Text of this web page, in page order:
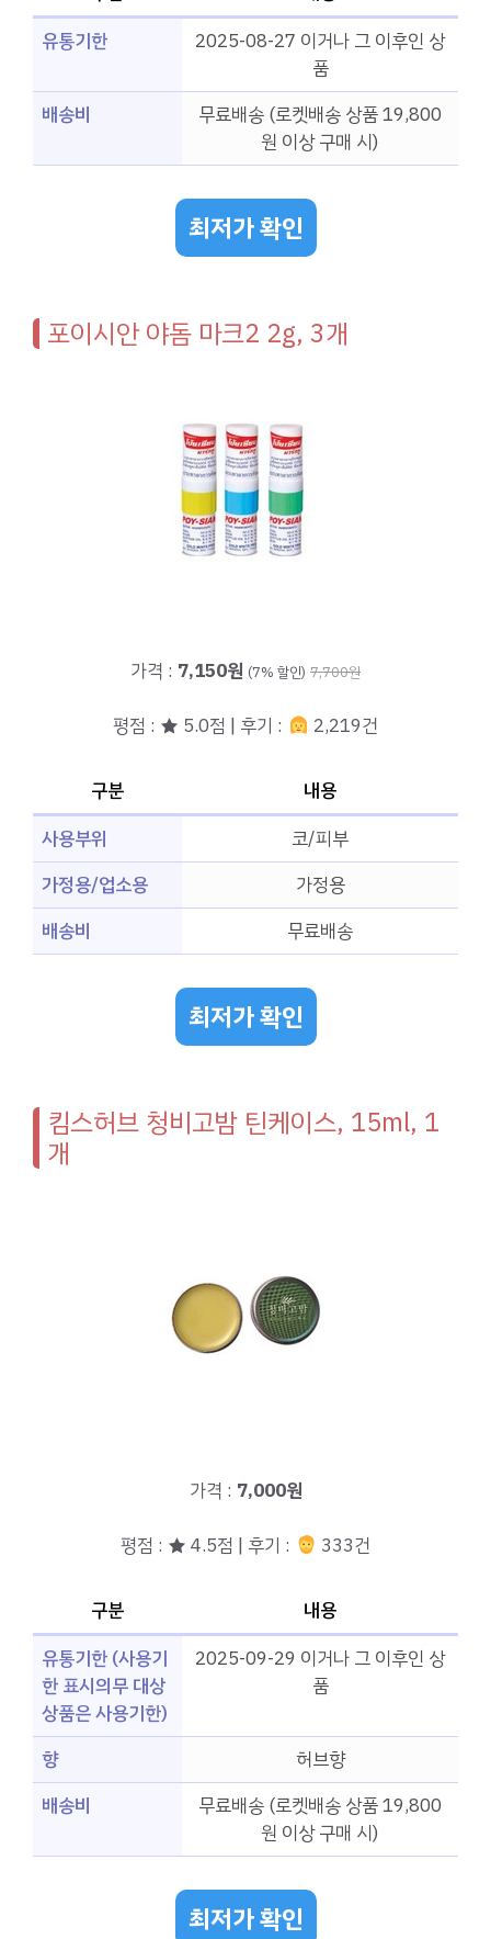
유통기한
2025-08-27 이거나 그 이후인 상
품
배송비
무료배송 (로켓배송 상품 19,800
원 이상 구매 시)
최저가 확인
포이시안 야돔 마크2 2g, 3개
가격 : 7,150원 (7% 할인) 7,700원
평점 : ★ 5.0점 | 후기 : 2,219건
구분
내용
사용부위
코/피부
가정용/업소용
가정용
배송비
무료배송
최저가 확인
킴스허브 청비고밤 틴케이스, 15ml, 1
개
가격 : 7,000원
평점 : ★ 4.5점 | 후기 : 333건
구분
내용
유통기한 (사용기
한 표시의무 대상
상품은 사용기한)
2025-09-29 이거나 그 이후인 상
품
향
허브향
배송비
무료배송 (로켓배송 상품 19,800
원 이상 구매 시)
최저가 확인